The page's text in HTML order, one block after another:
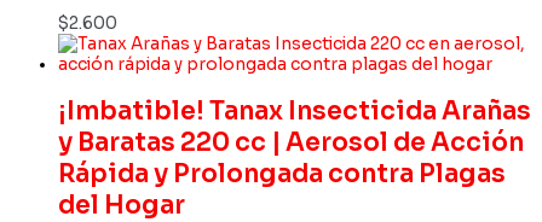
$2.600
¡Imbatible! Tanax Insecticida Arañas
y Baratas 220 cc | Aerosol de Acción
Rápida y Prolongada contra Plagas
del Hogar